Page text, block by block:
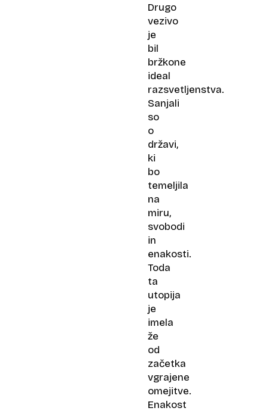
Drugo
vezivo
je
bil
bržkone
ideal
razsvetljenstva.
Sanjali
so
o
državi,
ki
bo
temeljila
na
miru,
svobodi
in
enakosti.
Toda
ta
utopija
je
imela
že
od
začetka
vgrajene
omejitve.
Enakost